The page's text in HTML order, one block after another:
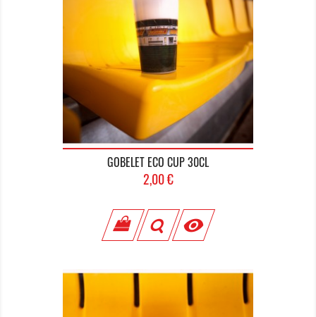
GOBELET ECO CUP 30CL
Prix
2,00 €
